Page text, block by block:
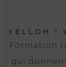
Formation
qui
YELLOH !